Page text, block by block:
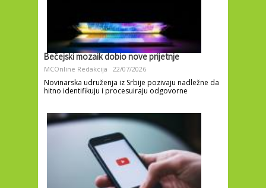
Bečejski mozaik dobio nove prijetnje
MCOnline Redakcija 22/07/2026
Novinarska udruženja iz Srbije pozivaju nadležne da
hitno identifikuju i procesuiraju odgovorne